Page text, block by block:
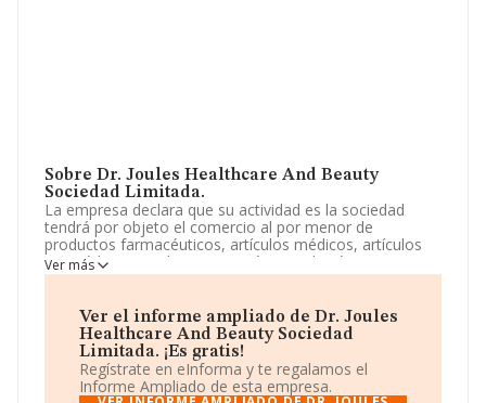
Sobre Dr. Joules Healthcare And Beauty
Sociedad Limitada.
La empresa declara que su actividad es la sociedad
tendrá por objeto el comercio al por menor de
productos farmacéuticos, artículos médicos, artículos
ortopédicos, productos cosméticos e higiénicos,
correspondencia o internet y comercio al por mayor de
farmacéuticos. La sociedad está registrada como
Sociedad Limitada. Su CNAE corresponde a 4773 con
código 'Comercio al por menor de productos
farmacéuticos en establecimientos especializados'. La
compañía no tiene actividad en mercados exteriores.
Ver más
Ver el informe ampliado de Dr. Joules
Healthcare And Beauty Sociedad
Limitada. ¡Es gratis!
Regístrate en eInforma y te regalamos el
Informe Ampliado de esta empresa.